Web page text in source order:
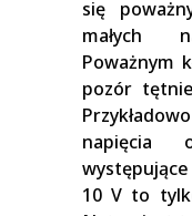
się
małych
Poważnym
pozór
10 V to